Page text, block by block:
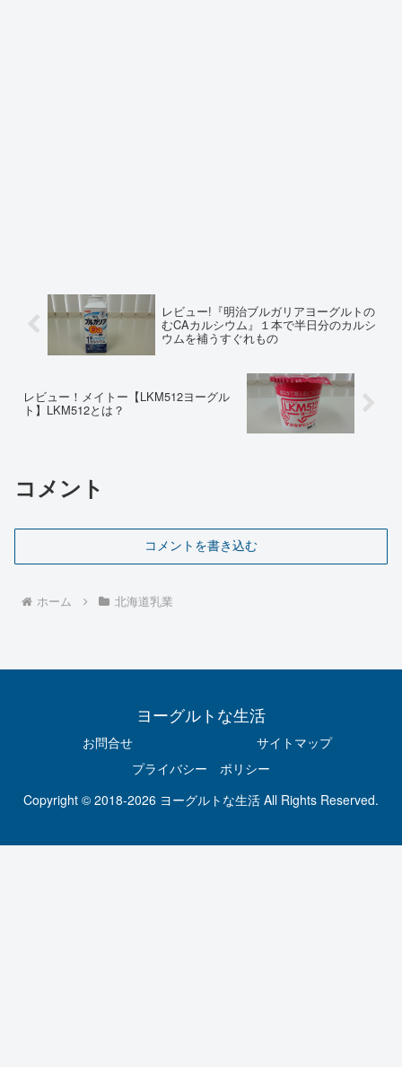
レビュー!『明治ブルガリアヨーグルトの
むCAカルシウム』１本で半日分のカルシ
ウムを補うすぐれもの
レビュー！メイトー【LKM512ヨーグル
ト】LKM512とは？
コメント
コメントを書き込む
ホーム 北海道乳業
ヨーグルトな生活
お問合せ
サイトマップ
プライバシー ポリシー
Copyright © 2018-2026 ヨーグルトな生活 All Rights Reserved.